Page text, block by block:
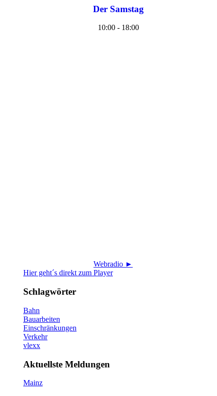
Der Samstag
10:00 - 18:00
Webradio ►
Hier geht´s direkt zum Player
Schlagwörter
Bahn
Bauarbeiten
Einschränkungen
Verkehr
vlexx
Aktuellste Meldungen
Mainz